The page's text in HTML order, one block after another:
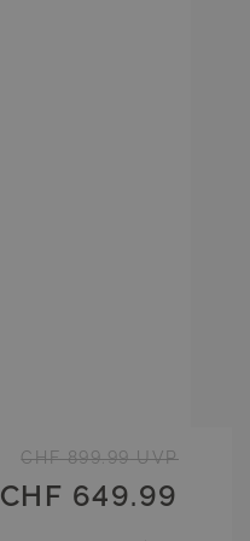
CHF 899.99UVP
CHF 649.99